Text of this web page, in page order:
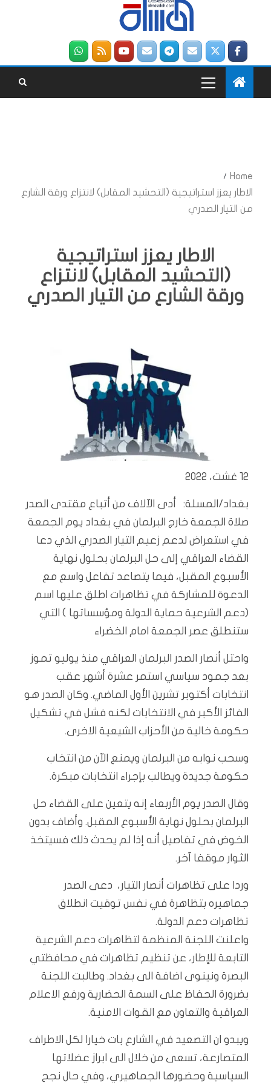
Home
الاطار يعزز استراتيجية (التحشيد المقابل) لانتزاع ورقة الشارع
من التيار الصدري
الاطار يعزز استراتيجية
(التحشيد المقابل) لانتزاع
ورقة الشارع من التيار الصدري
12 غشت، 2022
بغداد/المسلة: أدى الآلاف من أتباع مقتدى الصدر
صلاة الجمعة خارج البرلمان في بغداد يوم الجمعة
في استعراض لدعم زعيم التيار الصدري الذي دعا
القضاء العراقي إلى حل البرلمان بحلول نهاية
الأسبوع المقبل، فيما يتصاعد تفاعل واسع مع
الدعوة للمشاركة في تظاهرات اطلق عليها اسم
(دعم الشرعية حماية الدولة ومؤسساتها ) التي
ستنطلق عصر الجمعة امام الخضراء
واحتل أنصار الصدر البرلمان العراقي منذ يوليو تموز
بعد جمود سياسي استمر عشرة أشهر عقب
انتخابات أكتوبر تشرين الأول الماضي. وكان الصدر هو
الفائز الأكبر في الانتخابات لكنه فشل في تشكيل
حكومة خالية من الأحزاب الشيعية الاخرى.
وسحب نوابه من البرلمان ويمنع الآن من انتخاب
حكومة جديدة ويطالب بإجراء انتخابات مبكرة.
وقال الصدر يوم الأربعاء إنه يتعين على القضاء حل
البرلمان بحلول نهاية الأسبوع المقبل. وأضاف بدون
الخوض في تفاصيل أنه إذا لم يحدث ذلك فسيتخذ
الثوار موقفا آخر.
وردا على تظاهرات أنصار التيار، دعى الصدر
جماهيره بتظاهرة في نفس توقيت انطلاق
تظاهرات دعم الدولة.
واعلنت اللجنة المنظمة لتظاهرات دعم الشرعية
التابعة للإطار، عن تنظيم تظاهرات في محافظتي
البصرة ونينوى اضافة الى بغداد. وطالبت اللجنة
بضرورة الحفاظ على السمة الحضارية ورفع الاعلام
العراقية والتعاون مع القوات الامنية.
ويبدو ان التصعيد في الشارع بات خيارا لكل الاطراف
المتصارعة، تسعى من خلال الى ابراز عضلاتها
السياسية وحضورها الجماهيري، وفي حال نجح